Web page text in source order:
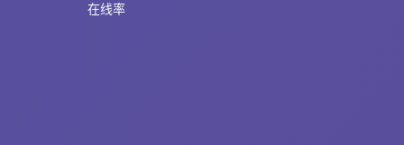
在线率